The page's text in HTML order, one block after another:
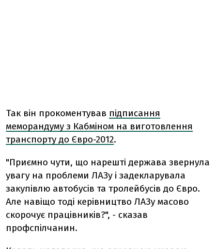
Так він прокоментував підписання
меморандуму з Кабміном на виготовлення
транспорту до Євро-2012.
"Приємно чути, що нарешті держава звернула
увагу на проблеми ЛАЗу і задекларувала
закупівлю автобусів та тролейбусів до Євро.
Але навіщо тоді керівництво ЛАЗу масово
скорочує працівників?", - сказав
профспілчанин.